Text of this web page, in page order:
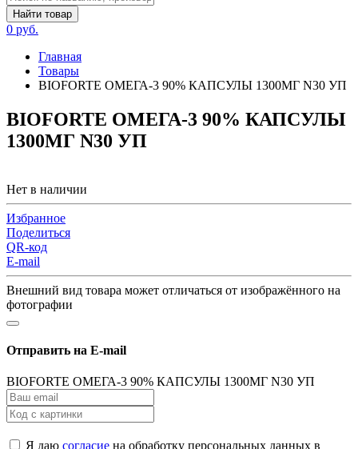
Найти товар
0 руб.
Главная
Товары
BIOFORTE ОМЕГА-3 90% КАПСУЛЫ 1300МГ N30 УП
BIOFORTE ОМЕГА-3 90% КАПСУЛЫ
1300МГ N30 УП
Нет в наличии
Избранное
Поделиться
QR-код
E-mail
Внешний вид товара может отличаться от изображённого на
фотографии
Отправить на E-mail
BIOFORTE ОМЕГА-3 90% КАПСУЛЫ 1300МГ N30 УП
Я даю согласие на обработку персональных данных в